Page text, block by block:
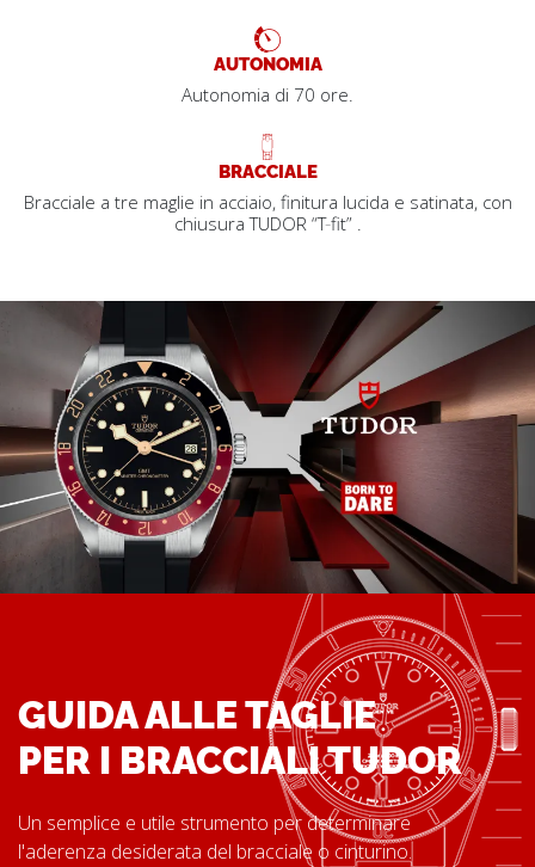
AUTONOMIA
Autonomia di 70 ore.
BRACCIALE
Bracciale a tre maglie in acciaio, finitura lucida e satinata, con
chiusura TUDOR “T‑fit” .
GUIDA ALLE TAGLIE
PER I BRACCIALI TUDOR
Un semplice e utile strumento per determinare
l'aderenza desiderata del bracciale o cinturino.